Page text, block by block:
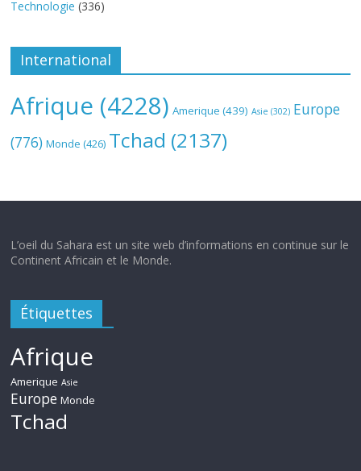
Technologie (336)
International
Afrique (4228) Amerique (439) Asie (302) Europe
(776) Monde (426) Tchad (2137)
L’oeil du Sahara est un site web d’informations en continue sur le
Continent Africain et le Monde.
Étiquettes
Afrique
Amerique Asie
Europe Monde
Tchad